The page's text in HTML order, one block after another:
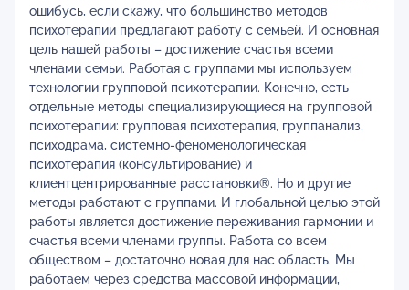
ошибусь, если скажу, что большинство методов
психотерапии предлагают работу с семьей. И основная
цель нашей работы – достижение счастья всеми
членами семьи. Работая с группами мы используем
технологии групповой психотерапии. Конечно, есть
отдельные методы специализирующиеся на групповой
психотерапии: групповая психотерапия, группанализ,
психодрама, системно-феноменологическая
психотерапия (консультирование) и
клиентцентрированные расстановки®. Но и другие
методы работают с группами. И глобальной целью этой
работы является достижение переживания гармонии и
счастья всеми членами группы. Работа со всем
обществом – достаточно новая для нас область. Мы
работаем через средства массовой информации,